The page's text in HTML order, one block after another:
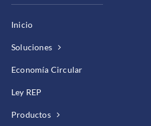
Inicio
Soluciones
Economía Circular
Ley REP
Productos